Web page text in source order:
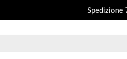
Spedizione